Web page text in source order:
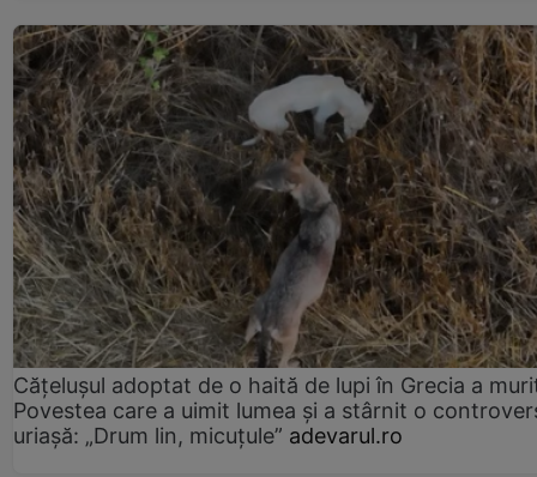
Cățelușul adoptat de o haită de lupi în Grecia a
Povestea care a uimit lumea și a stârnit o
uriașă: „Drum lin, micuțule” adevarul.ro